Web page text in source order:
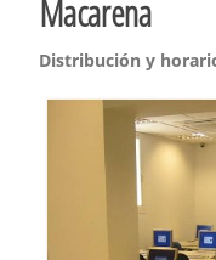
Macarena
Distribución y